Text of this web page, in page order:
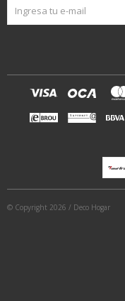
© Copyright 2026 / Deco Hogar